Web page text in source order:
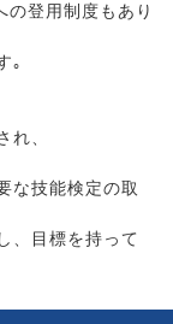
登用制度もあり
｡
れ、
な技能検定の取
、目標を持って